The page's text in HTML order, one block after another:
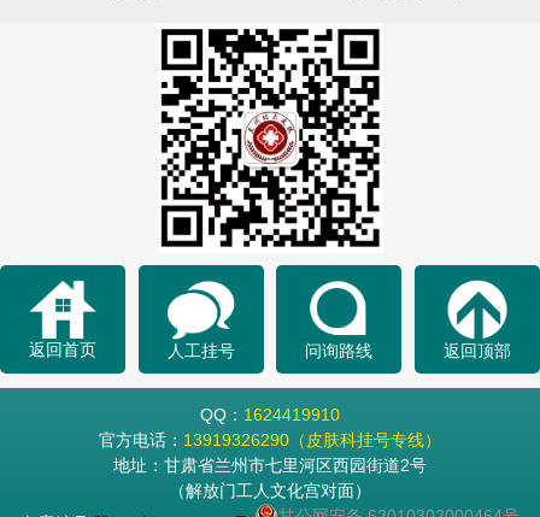
返回首页 人工挂号 问询路线 返回顶部
QQ： 1624419910
官方电话： 13919326290（皮肤科挂号专线）
地址：甘肃省兰州市七里河区西园街道2号
（解放门工人文化宫对面）